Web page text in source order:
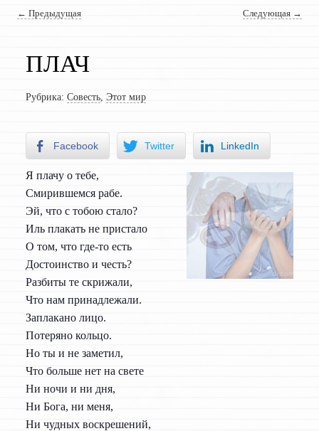
Навигация по записям
← Предыдущая Следующая →
ПЛАЧ
Рубрика: Совесть, Этот мир
Facebook Twitter LinkedIn
Я плачу о тебе,
Смирившемся рабе.
Эй, что с тобою стало?
Иль плакать не пристало
О том, что где-то есть
Достоинство и честь?
Разбиты те скрижали,
Что нам принадлежали.
Заплакано лицо.
Потеряно кольцо.
Но ты и не заметил,
Что больше нет на свете
Ни ночи и ни дня,
Ни Бога, ни меня,
Ни чудных воскрешений,